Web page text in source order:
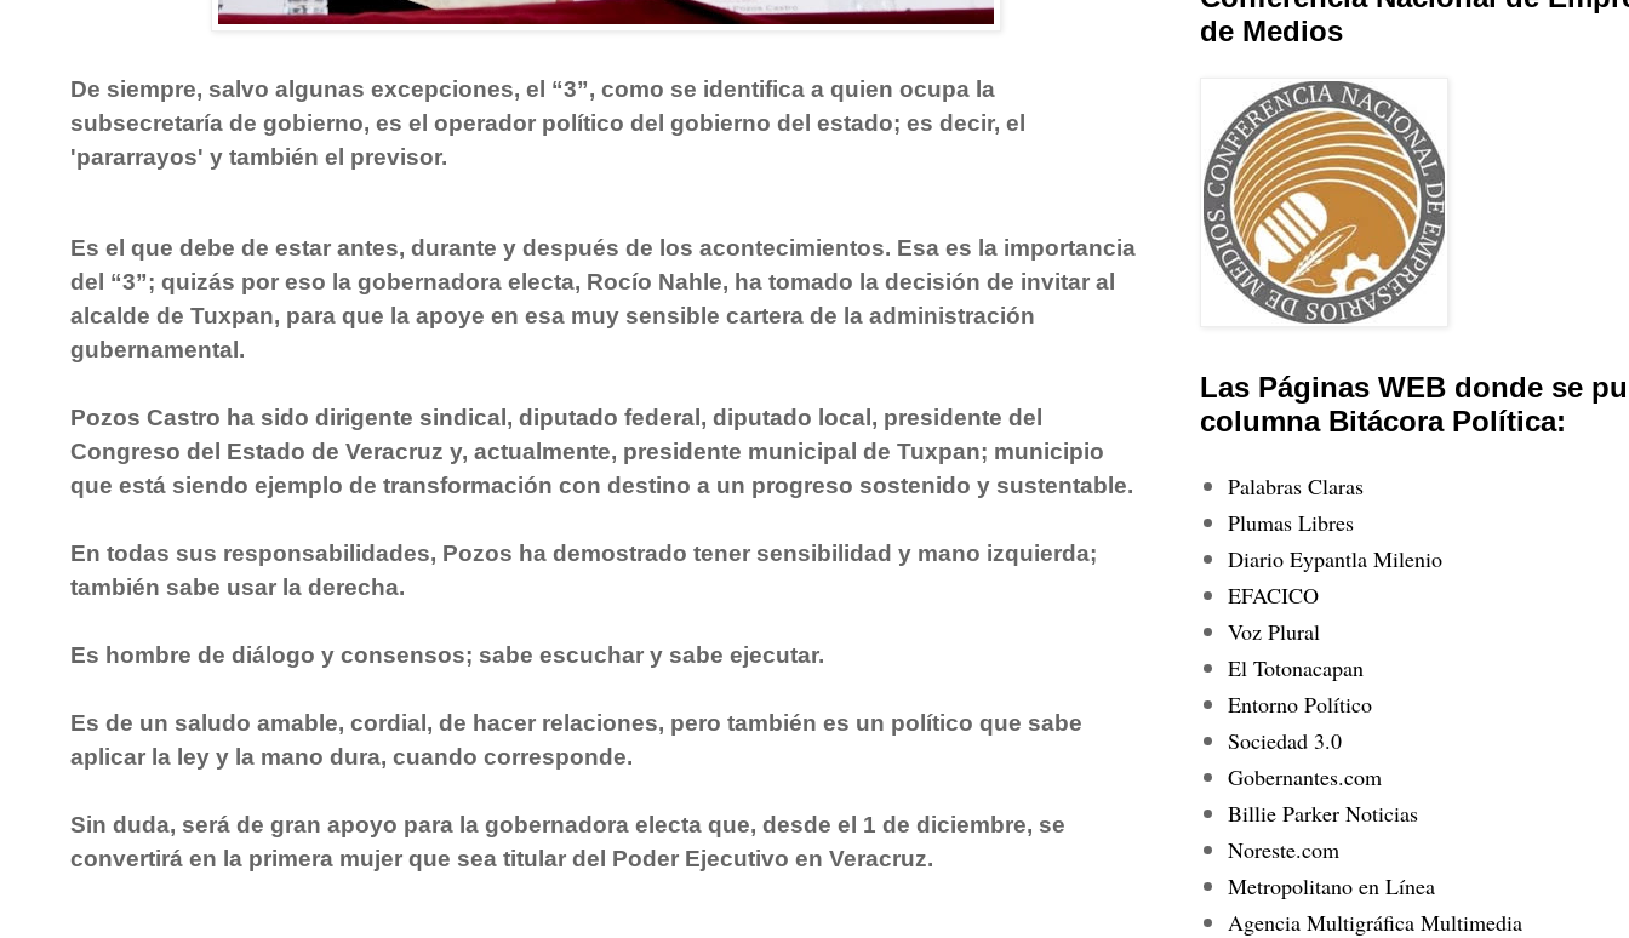
De siempre, salvo algunas excepciones, el “3”, como se identifica a quien ocupa la
subsecretaría de gobierno, es el operador político del gobierno del estado; es decir, el
'pararrayos' y también el previsor.
Es el que debe de estar antes, durante y después de los acontecimientos. Esa es la importancia
del “3”; quizás por eso la gobernadora electa, Rocío Nahle, ha tomado la decisión de invitar al
alcalde de Tuxpan, para que la apoye en esa muy sensible cartera de la administración
gubernamental.
Pozos Castro ha sido dirigente sindical, diputado federal, diputado local, presidente del
Congreso del Estado de Veracruz y, actualmente, presidente municipal de Tuxpan; municipio
que está siendo ejemplo de transformación con destino a un progreso sostenido y sustentable.
En todas sus responsabilidades, Pozos ha demostrado tener sensibilidad y mano izquierda;
también sabe usar la derecha.
Es hombre de diálogo y consensos; sabe escuchar y sabe ejecutar.
Es de un saludo amable, cordial, de hacer relaciones, pero también es un político que sabe
aplicar la ley y la mano dura, cuando corresponde.
Sin duda, será de gran apoyo para la gobernadora electa que, desde el 1 de diciembre, se
convertirá en la primera mujer que sea titular del Poder Ejecutivo en Veracruz.
de Medios
Las Páginas WEB donde se
columna Bitácora Política:
Palabras Claras
Plumas Libres
Diario Eypantla Milenio
EFACICO
Voz Plural
El Totonacapan
Entorno Político
Sociedad 3.0
Gobernantes.com
Billie Parker Noticias
Noreste.com
Metropolitano en Línea
Agencia Multigráfica Multimedia